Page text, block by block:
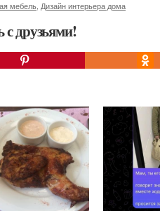
мебель Дизайн интерьера дома
с друзьями!